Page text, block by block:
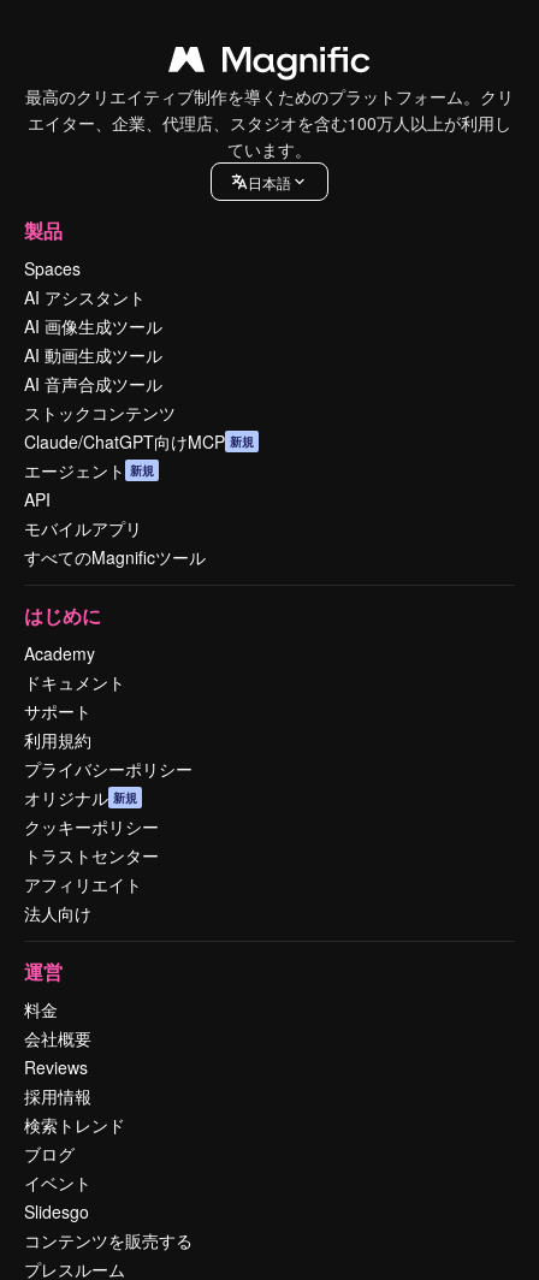
最高のクリエイティブ制作を導くためのプラットフォーム。クリ
エイター、企業、代理店、スタジオを含む100万人以上が利用し
ています。
日本語
製品
Spaces
AI アシスタント
AI 画像生成ツール
AI 動画生成ツール
AI 音声合成ツール
ストックコンテンツ
Claude/ChatGPT向けMCP 新規
エージェント 新規
API
モバイルアプリ
すべてのMagnificツール
はじめに
Academy
ドキュメント
サポート
利用規約
プライバシーポリシー
オリジナル 新規
クッキーポリシー
トラストセンター
アフィリエイト
法人向け
運営
料金
会社概要
Reviews
採用情報
検索トレンド
ブログ
イベント
Slidesgo
コンテンツを販売する
プレスルーム